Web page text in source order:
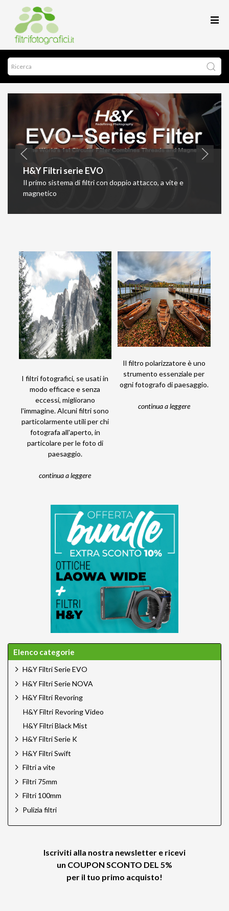
H&Y Filtri serie EVO
Il primo sistema di filtri con doppio attacco, a vite e
magnetico
I filtri fotografici, se usati in
modo efficace e senza
eccessi, migliorano
l'immagine. Alcuni filtri sono
particolarmente utili per chi
fotografa all'aperto, in
particolare per le foto di
paesaggio.
continua a leggere
Il filtro polarizzatore è uno
strumento essenziale per
ogni fotografo di paesaggio.
continua a leggere
Elenco categorie
H&Y Filtri Serie EVO
H&Y Filtri Serie NOVA
H&Y Filtri Revoring
H&Y Filtri Revoring Video
H&Y Filtri Black Mist
H&Y Filtri Serie K
H&Y Filtri Swift
Filtri a vite
Filtri 75mm
Filtri 100mm
Pulizia filtri
Iscriviti alla nostra newsletter e ricevi
un COUPON SCONTO DEL 5%
per il tuo primo acquisto!